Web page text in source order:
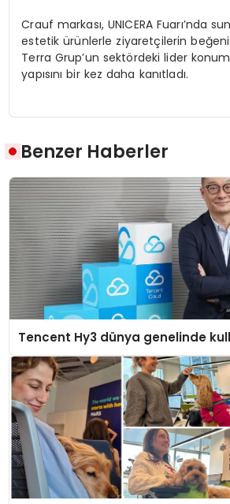
Crauf markası, UNICERA Fuarı’nda
estetik ürünlerle ziyaretçilerin
Terra Grup’un sektördeki lider
yapısını bir kez daha kanıtladı.
Benzer Haberler
Tencent Hy3 dünya genelinde